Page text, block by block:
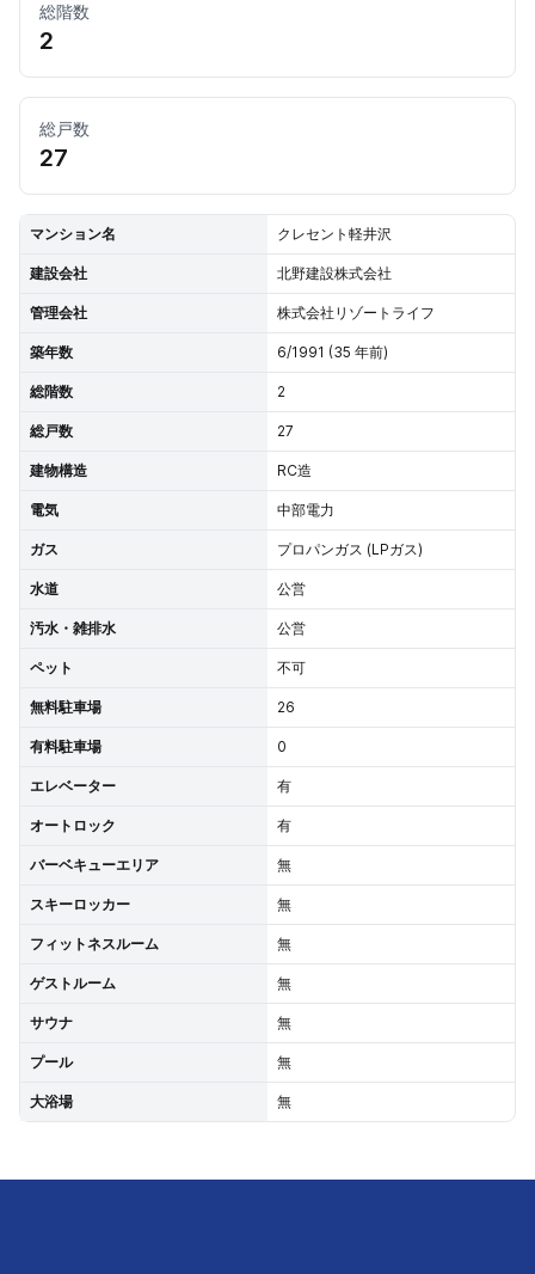
総階数
2
総戸数
27
マンション名 クレセント軽井沢
建設会社 北野建設株式会社
管理会社 株式会社リゾートライフ
築年数 6/1991 (35 年前)
総階数 2
総戸数 27
建物構造 RC造
電気 中部電力
ガス プロパンガス (LPガス)
水道 公営
汚水・雑排水 公営
ペット 不可
無料駐車場 26
有料駐車場 0
エレベーター 有
オートロック 有
バーベキューエリア 無
スキーロッカー 無
フィットネスルーム 無
ゲストルーム 無
サウナ 無
プール 無
大浴場 無